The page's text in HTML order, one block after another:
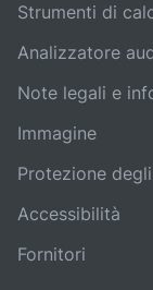
Strumenti di
Analizzatore
Note legali e
Immagine
Protezione
Accessibilità
Fornitori